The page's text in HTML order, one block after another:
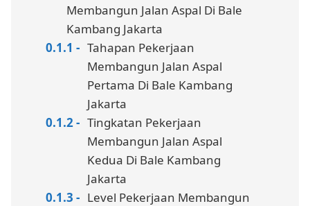
Membangun Jalan Aspal Di Bale
Kambang Jakarta
Tahapan Pekerjaan
Membangun Jalan Aspal
Pertama Di Bale Kambang
Jakarta
Tingkatan Pekerjaan
Membangun Jalan Aspal
Kedua Di Bale Kambang
Jakarta
Level Pekerjaan Membangun